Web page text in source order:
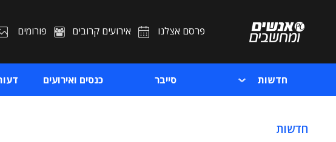
פרסם אצלנו אירועים קרובים פורומים
חדשות סייבר כנסים ואירועים
חדשות